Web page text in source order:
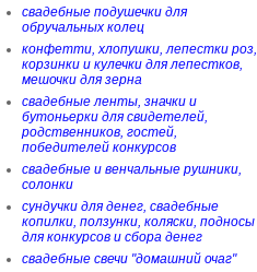
свадебные подушечки для
обручальных колец
конфетти, хлопушки, лепестки роз,
корзинки и кулечки для лепестков,
мешочки для зерна
свадебные ленты, значки и
бутоньерки для свидетелей,
родственников, гостей,
победителей конкурсов
свадебные и венчальные рушники,
солонки
сундучки для денег, свадебные
копилки, ползунки, коляски, подносы
для конкурсов и сбора денег
свадебные свечи "домашний очаг"